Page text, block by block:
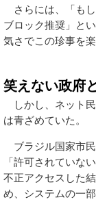
さらには、「もし
ブロック推奨」と
気さでこの珍事を